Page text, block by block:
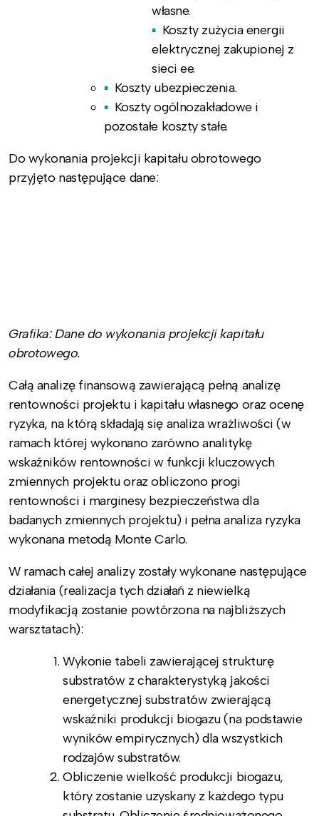
własne.
Koszty zużycia energii
elektrycznej zakupionej z
sieci ee.
Koszty ubezpieczenia.
Koszty ogólnozakładowe i
pozostałe koszty stałe.
Do wykonania projekcji kapitału obrotowego
przyjęto następujące dane:
Grafika: Dane do wykonania projekcji kapitału
obrotowego.
Całą analizę finansową zawierającą pełną analizę
rentowności projektu i kapitału własnego oraz ocenę
ryzyka, na którą składają się analiza wrażliwości (w
ramach której wykonano zarówno analitykę
wskaźników rentowności w funkcji kluczowych
zmiennych projektu oraz obliczono progi
rentowności i marginesy bezpieczeństwa dla
badanych zmiennych projektu) i pełna analiza ryzyka
wykonana metodą Monte Carlo.
W ramach całej analizy zostały wykonane następujące
działania (realizacja tych działań z niewielką
modyfikacją zostanie powtórzona na najbliższych
warsztatach):
Wykonie tabeli zawierającej strukturę
substratów z charakterystyką jakości
energetycznej substratów zwierającą
wskaźniki produkcji biogazu (na podstawie
wyników empirycznych) dla wszystkich
rodzajów substratów.
Obliczenie wielkość produkcji biogazu,
który zostanie uzyskany z każdego typu